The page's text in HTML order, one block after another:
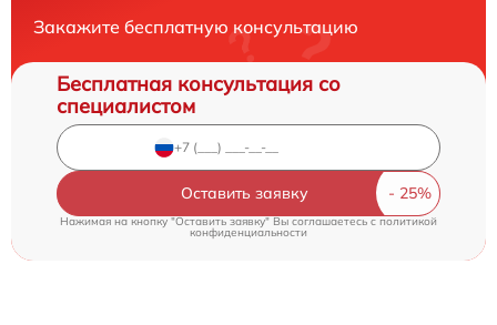
Закажите бесплатную консультацию
Бесплатная консультация со
специалистом
Оставить заявку
Нажимая на кнопку "Оставить заявку" Вы соглашаетесь cполитикой
конфиденциальности